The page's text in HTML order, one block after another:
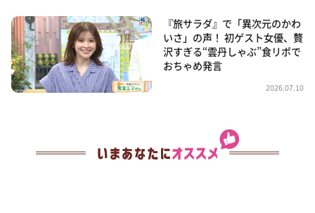
『旅サラダ』で「異次元のかわ
いさ」の声！ 初ゲスト女優、贅
沢すぎる“雲丹しゃぶ”食リポで
おちゃめ発言
2026.07.10